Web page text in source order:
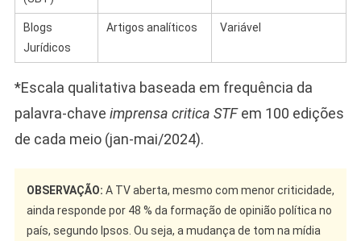
Blogs
Jurídicos
Artigos analíticos Variável
*Escala qualitativa baseada em frequência da
palavra-chave imprensa critica STFem 100 edições
de cada meio (jan-mai/2024).
OBSERVAÇÃO: A TV aberta, mesmo com menor criticidade,
ainda responde por 48 % da formação de opinião política no
país, segundo Ipsos. Ou seja, a mudança de tom na mídia